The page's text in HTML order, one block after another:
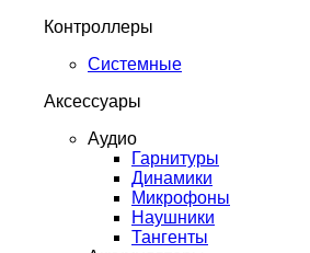
Контроллеры
Системные
Аксессуары
Аудио
Гарнитуры
Динамики
Микрофоны
Наушники
Тангенты